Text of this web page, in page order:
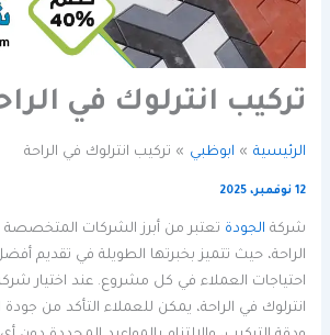
تركيب انترلوك في
الرئيسية ابوظبي تركيب انترلوك في الراحة
12 نوفمبر، 2025
شركة الجودة تعتبر من أبرز الشركات المتخصصة
الراحة، حيث تتميز بخبرتها الطويلة في تقديم
احتياجات العملاء في كل مشروع. عند اختيار
انترلوك في الراحة، يمكن للعملاء التأكد من